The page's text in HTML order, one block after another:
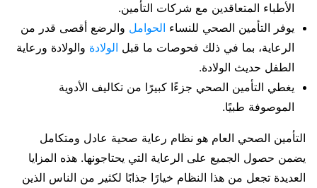
الأطباء المتعاقدين مع شركات التأمين.
يوفر التأمين الصحي للنساء الحوامل والرضع أقصى قدر من
الرعاية، بما في ذلك فحوصات ما قبل الولادة والولادة ورعاية
الطفل حديث الولادة.
يغطي التأمين الصحي جزءًا كبيرًا من تكاليف الأدوية
الموصوفة طبيًا.
التأمين الصحي العام هو نظام رعاية صحية عادل ومتكامل
يضمن حصول الجميع على الرعاية التي يحتاجونها. هذه المزايا
العديدة تجعل من هذا النظام خيارًا جذابًا لكثير من الناس الذين